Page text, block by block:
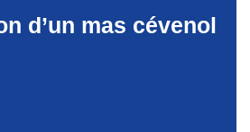
d’un mas cévenol